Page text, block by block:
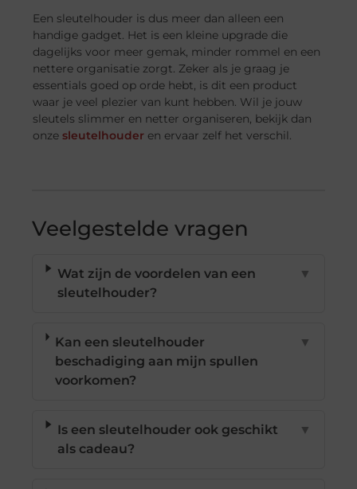
Een sleutelhouder is dus meer dan alleen een
handige gadget. Het is een kleine upgrade die
dagelijks voor meer gemak, minder rommel en een
nettere organisatie zorgt. Zeker als je graag je
essentials goed op orde hebt, is dit een product
waar je veel plezier van kunt hebben. Wil je jouw
sleutels slimmer en netter organiseren, bekijk dan
onzesleutelhouder en ervaar zelf het verschil.
Veelgestelde vragen
Wat zijn de voordelen van een
sleutelhouder?
▼
Kan een sleutelhouder
beschadiging aan mijn spullen
voorkomen?
▼
Is een sleutelhouder ook geschikt
als cadeau?
▼